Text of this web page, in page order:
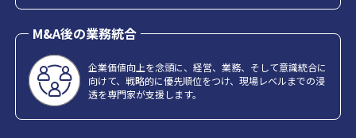
M&A後の業務統合
企業価値向上を念頭に、経営、業務、そして意識統合に
向けて、戦略的に優先順位をつけ、現場レベルまでの浸
透を専門家が支援します。